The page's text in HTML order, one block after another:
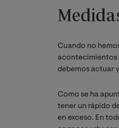
Cuando no
acontecimientos
debemos actuar
Como se ha
tener un rápido
en exceso. En